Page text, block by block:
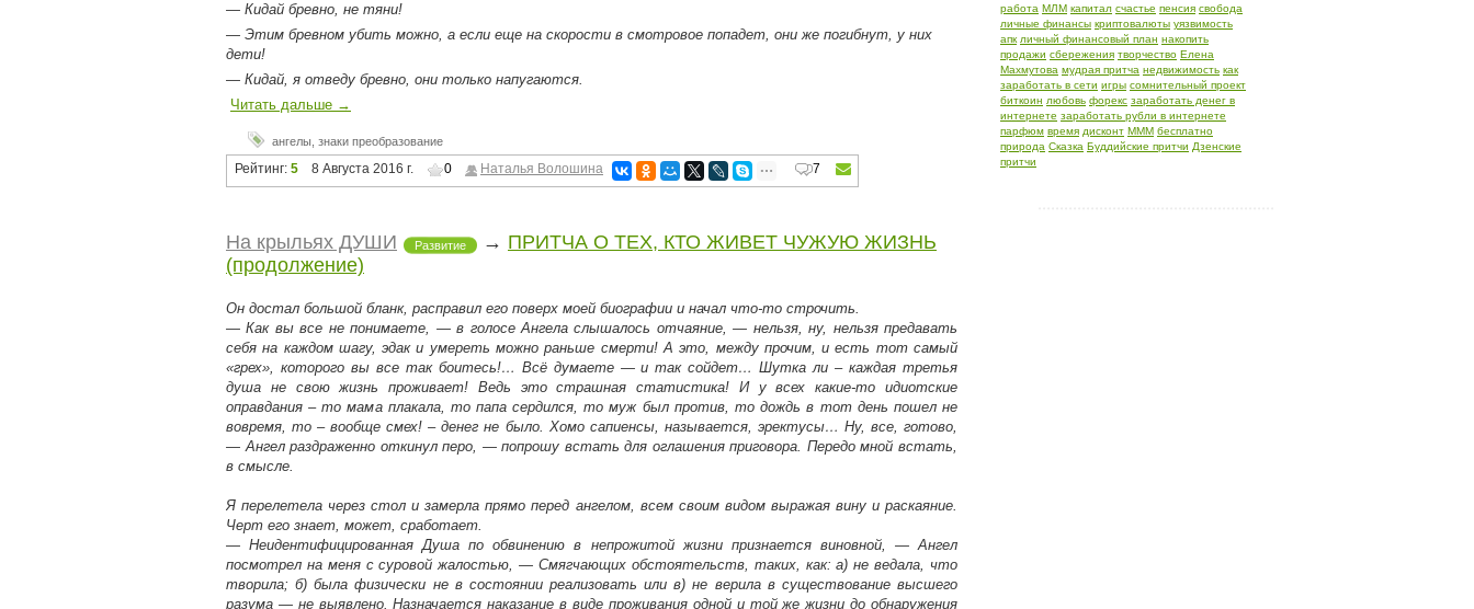
работа МЛМ капитал счастье пенсия свобода
личные финансы криптовалюты уязвимость
апк личный финансовый план накопить
продажи сбережения творчество Елена
Махмутова мудрая притча недвижимость как
заработать в сети игры сомнительный проект
биткоин любовь форекс заработать денег в
интернете заработать рубли в интернете
парфюм время дисконт МММ бесплатно
природа Сказка Буддийские притчи Дзенские
притчи
— Кидай бревно, не тяни!
— Этим бревном убить можно, а если еще на скорости в смотровое попадет, они же погибнут, у них
дети!
— Кидай, я отведу бревно, они только напугаются.
Читать дальше →
ангелы знаки преобразование
Рейтинг: 5 8 Августа 2016 г. 0 Наталья Волошина 7
На крыльях ДУШИ Развитие → ПРИТЧА О ТЕХ, КТО ЖИВЕТ ЧУЖУЮ ЖИЗНЬ
(продолжение)
Он достал большой бланк, расправил его поверх моей биографии и начал что-то строчить.
— Как вы все не понимаете, — в голосе Ангела слышалось отчаяние, — нельзя, ну, нельзя предавать
себя на каждом шагу, эдак и умереть можно раньше смерти! А это, между прочим, и есть тот самый
«грех», которого вы все так боитесь!… Всё думаете — и так сойдет… Шутка ли – каждая третья
душа не свою жизнь проживает! Ведь это страшная статистика! И у всех какие-то идиотские
оправдания – то мама плакала, то папа сердился, то муж был против, то дождь в тот день пошел не
вовремя, то – вообще смех! – денег не было. Хомо сапиенсы, называется, эректусы… Ну, все, готово,
— Ангел раздраженно откинул перо, — попрошу встать для оглашения приговора. Передо мной встать,
в смысле.
Я перелетела через стол и замерла прямо перед ангелом, всем своим видом выражая вину и раскаяние.
Черт его знает, может, сработает.
— Неидентифицированная Душа по обвинению в непрожитой жизни признается виновной, — Ангел
посмотрел на меня с суровой жалостью, — Смягчающих обстоятельств, таких, как: а) не ведала, что
творила; б) была физически не в состоянии реализовать или в) не верила в существование высшего
разума — не выявлено. Назначается наказание в виде проживания одной и той же жизни до обнаружения